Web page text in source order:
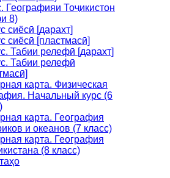
Географияи Тоҷикистон
8)
сиёсӣ [дарахт]
сиёсӣ [пластмасӣ]
Табии релефӣ [дарахт]
Табии релефӣ
карта. Физическая
Начальный курс (6
карта. География
и океанов (7 класс)
карта. География
(8 класс)